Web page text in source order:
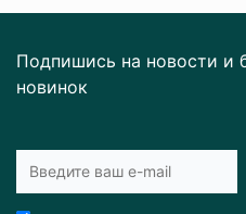
Подпишись на новости и
новинок